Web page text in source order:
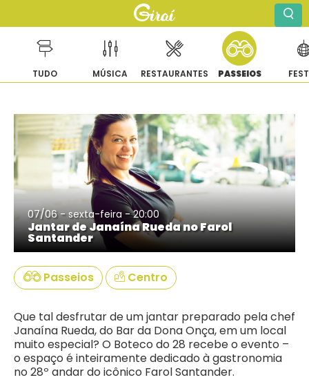
para
o
conteúdo
TUDO MÚSICA RESTAURANTES PASSEIOS
07/06 - sexta-feira - 20:00
Jantar de Janaína Rueda no Farol
Santander
Passeios Centro
Que tal desfrutar de um jantar preparado pela chef
Janaína Rueda, do Bar da Dona Onça, em um local
muito especial? O Boteco do 28 recebe o evento –
o espaço é inteiramente dedicado à gastronomia
no 28º andar do icônico Farol Santander.